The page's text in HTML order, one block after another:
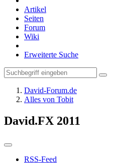
Artikel
Seiten
Forum
Wiki
Erweiterte Suche
David-Forum.de
Alles von Tobit
David.FX 2011
RSS-Feed